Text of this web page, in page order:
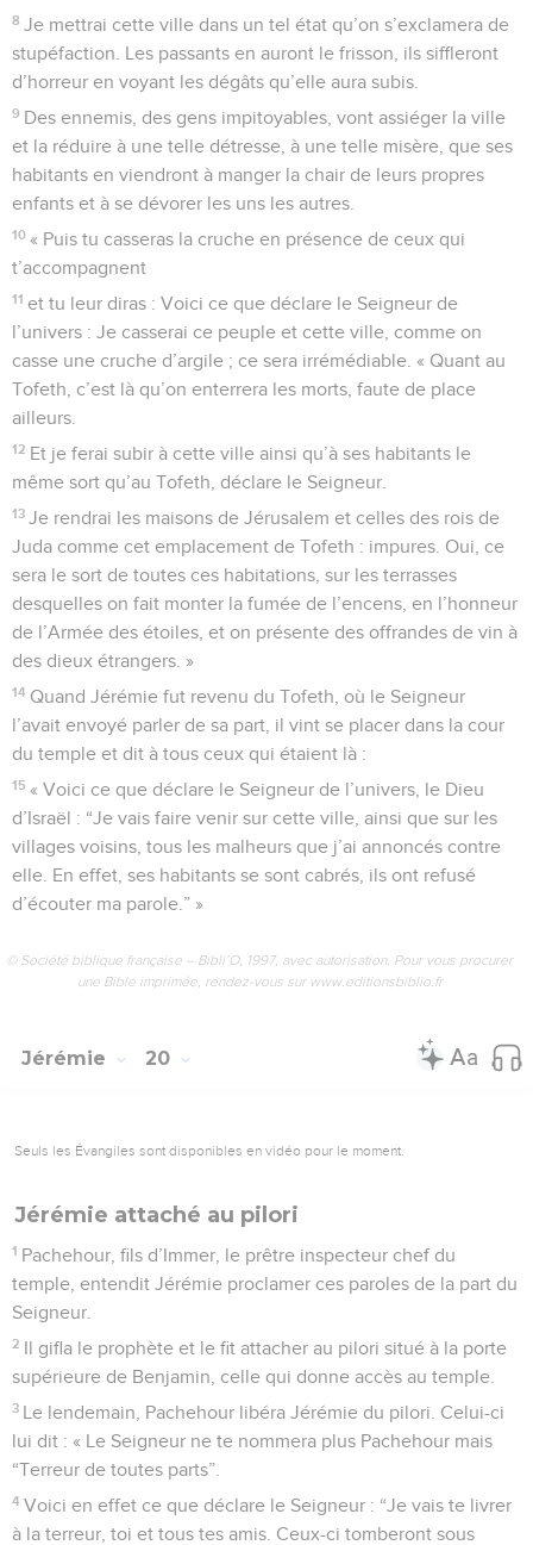
8 Je mettrai cette ville dans un tel état qu’on s’exclamera de
stupéfaction. Les passants en auront le frisson, ils siffleront
d’horreur en voyant les dégâts qu’elle aura subis.
9 Des ennemis, des gens impitoyables, vont assiéger la ville
et la réduire à une telle détresse, à une telle misère, que ses
habitants en viendront à manger la chair de leurs propres
enfants et à se dévorer les uns les autres.
10 « Puis tu casseras la cruche en présence de ceux qui
t’accompagnent
11 et tu leur diras : Voici ce que déclare le Seigneur de
l’univers : Je casserai ce peuple et cette ville, comme on
casse une cruche d’argile ; ce sera irrémédiable. « Quant au
Tofeth, c’est là qu’on enterrera les morts, faute de place
ailleurs.
12 Et je ferai subir à cette ville ainsi qu’à ses habitants le
même sort qu’au Tofeth, déclare le Seigneur.
13 Je rendrai les maisons de Jérusalem et celles des rois de
Juda comme cet emplacement de Tofeth : impures. Oui, ce
sera le sort de toutes ces habitations, sur les terrasses
desquelles on fait monter la fumée de l’encens, en l’honneur
de l’Armée des étoiles, et on présente des offrandes de vin à
des dieux étrangers. »
14 Quand Jérémie fut revenu du Tofeth, où le Seigneur
l’avait envoyé parler de sa part, il vint se placer dans la cour
du temple et dit à tous ceux qui étaient là :
15 « Voici ce que déclare le Seigneur de l’univers, le Dieu
d’Israël : “Je vais faire venir sur cette ville, ainsi que sur les
villages voisins, tous les malheurs que j’ai annoncés contre
elle. En effet, ses habitants se sont cabrés, ils ont refusé
d’écouter ma parole.” »
© Société biblique française – Bibli’O, 1997, avec autorisation. Pour vous procurer
une Bible imprimée, rendez-vous sur www.editionsbiblio.fr
Jérémie 20
Seuls les Évangiles sont disponibles en vidéo pour le moment.
Jérémie attaché au pilori
1 Pachehour, fils d’Immer, le prêtre inspecteur chef du
temple, entendit Jérémie proclamer ces paroles de la part du
Seigneur.
2 Il gifla le prophète et le fit attacher au pilori situé à la porte
supérieure de Benjamin, celle qui donne accès au temple.
3 Le lendemain, Pachehour libéra Jérémie du pilori. Celui-ci
lui dit : « Le Seigneur ne te nommera plus Pachehour mais
“Terreur de toutes parts”.
4 Voici en effet ce que déclare le Seigneur : “Je vais te livrer
à la terreur, toi et tous tes amis. Ceux-ci tomberont sous